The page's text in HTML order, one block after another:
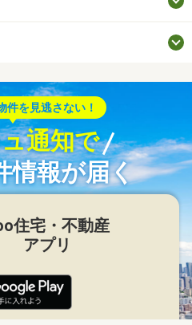
件を見逃さない！
通知で
情報が届く
住宅・不動産
アプリ